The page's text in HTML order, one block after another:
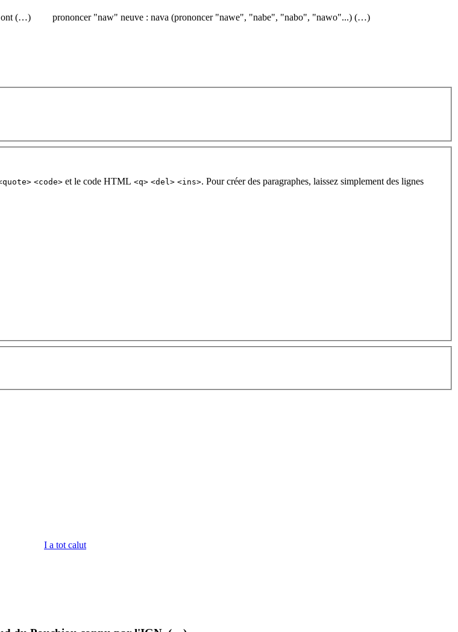
ont (…) prononcer "naw" neuve : nava (prononcer "nawe", "nabe", "nabo", "nawo"...) (…)
<code> et le code HTML <q> <del> <ins>. Pour créer des paragraphes, laissez simplement des lignes
I a tot calut